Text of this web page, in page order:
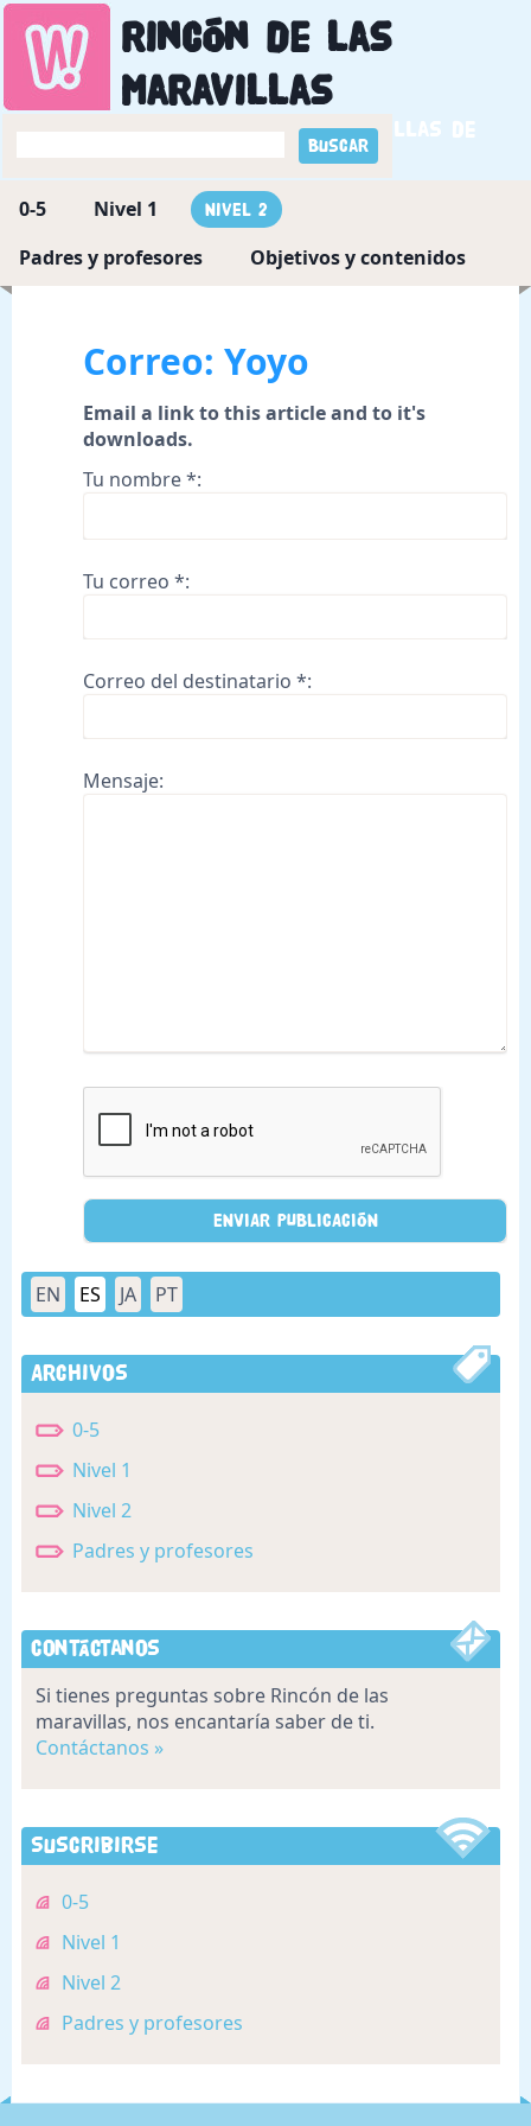
Rincón de las
maravillas
Descubriendo las maravillas de
0-5 Nivel 1 Nivel 2
Padres y profesores Objetivos y contenidos
Correo: Yoyo
Email a link to this article and to it's
downloads.
Tu nombre *:
Tu correo *:
Correo del destinatario *:
Mensaje:
EN ES JA PT
Archivos
0-5
Nivel 1
Nivel 2
Padres y profesores
Contáctanos
Si tienes preguntas sobre Rincón de las
maravillas, nos encantaría saber de ti.
Contáctanos »
Suscribirse
0-5
Nivel 1
Nivel 2
Padres y profesores